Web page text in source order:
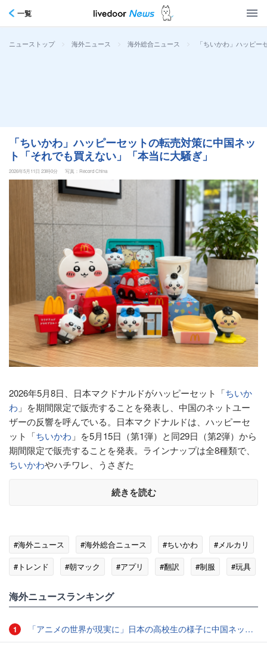
一覧
ニューストップ > 海外ニュース > 海外総合ニュース > 「ちいかわ」ハッピ
「ちいかわ」ハッピーセットの転売対策に中国ネッ
ト「それでも買えない」「本当に大騒ぎ」
2026年5月11日 23時0分 写真：Record China
2026年5月8日、日本マクドナルドがハッピーセット「ちいか
わ 」を期間限定で販売することを発表し、中国のネットユー
ザーの反響を呼んでいる。日本マクドナルドは、ハッピーセ
ット「ちいかわ 」を5月15日（第1弾）と同29日（第2弾）から
期間限定で販売することを発表。ラインナップは全8種類で、
ちいかわやハチワレ、うさぎた
続きを読む
#海外ニュース #海外総合ニュース #ちいかわ
#メルカリ
#トレンド
#朝マック #アプリ #翻訳 #制服 #玩具
海外ニュースランキング
1 「アニメの世界が現実に」日本の高校生の様子に中国ネット「青春」「うらやましい」